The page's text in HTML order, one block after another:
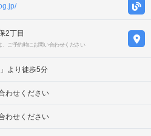
2丁目
ご予約時にお問い合わせください
より徒歩5分
わせください
わせください